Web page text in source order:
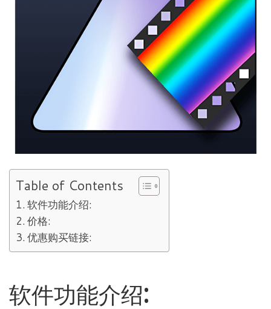
Table of Contents
软件功能介绍:
价格:
优惠购买链接:
软件功能介绍: